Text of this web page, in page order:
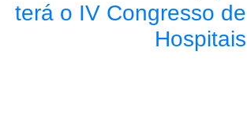
terá o IV Congresso de
Hospitais